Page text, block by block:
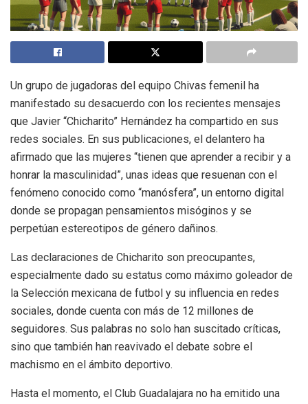
Un grupo de jugadoras del equipo Chivas femenil ha
manifestado su desacuerdo con los recientes mensajes
que Javier “Chicharito” Hernández ha compartido en sus
redes sociales. En sus publicaciones, el delantero ha
afirmado que las mujeres “tienen que aprender a recibir y a
honrar la masculinidad”, unas ideas que resuenan con el
fenómeno conocido como “manósfera”, un entorno digital
donde se propagan pensamientos misóginos y se
perpetúan estereotipos de género dañinos.
Las declaraciones de Chicharito son preocupantes,
especialmente dado su estatus como máximo goleador de
la Selección mexicana de futbol y su influencia en redes
sociales, donde cuenta con más de 12 millones de
seguidores. Sus palabras no solo han suscitado críticas,
sino que también han reavivado el debate sobre el
machismo en el ámbito deportivo.
Hasta el momento, el Club Guadalajara no ha emitido una